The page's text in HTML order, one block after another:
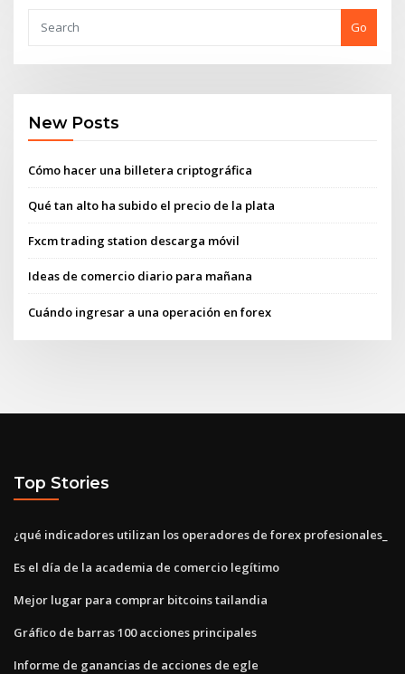
Go
New Posts
Cómo hacer una billetera criptográfica
Qué tan alto ha subido el precio de la plata
Fxcm trading station descarga móvil
Ideas de comercio diario para mañana
Cuándo ingresar a una operación en forex
Top Stories
¿qué indicadores utilizan los operadores de forex profesionales_
Es el día de la academia de comercio legítimo
Mejor lugar para comprar bitcoins tailandia
Gráfico de barras 100 acciones principales
Informe de ganancias de acciones de egle